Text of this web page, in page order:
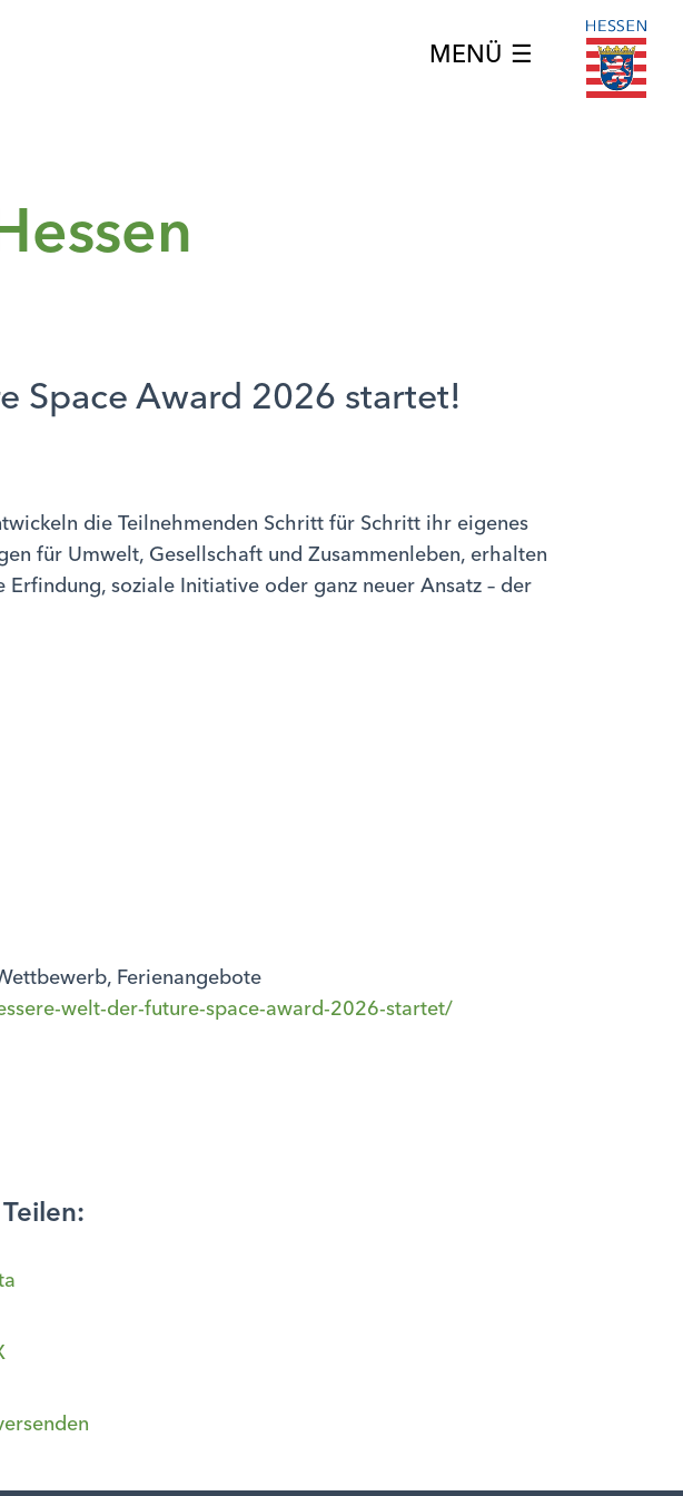
☰
Space Award 2026 startet!
die Teilnehmenden Schritt für Schritt ihr eigenes
für Umwelt, Gesellschaft und Zusammenleben, erhalten
soziale Initiative oder ganz neuer Ansatz – der
Ferienangebote
welt-der-future-space-award-2026-startet/